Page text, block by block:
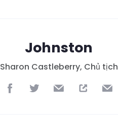
Johnston
Sharon Castleberry, Chủ tịch